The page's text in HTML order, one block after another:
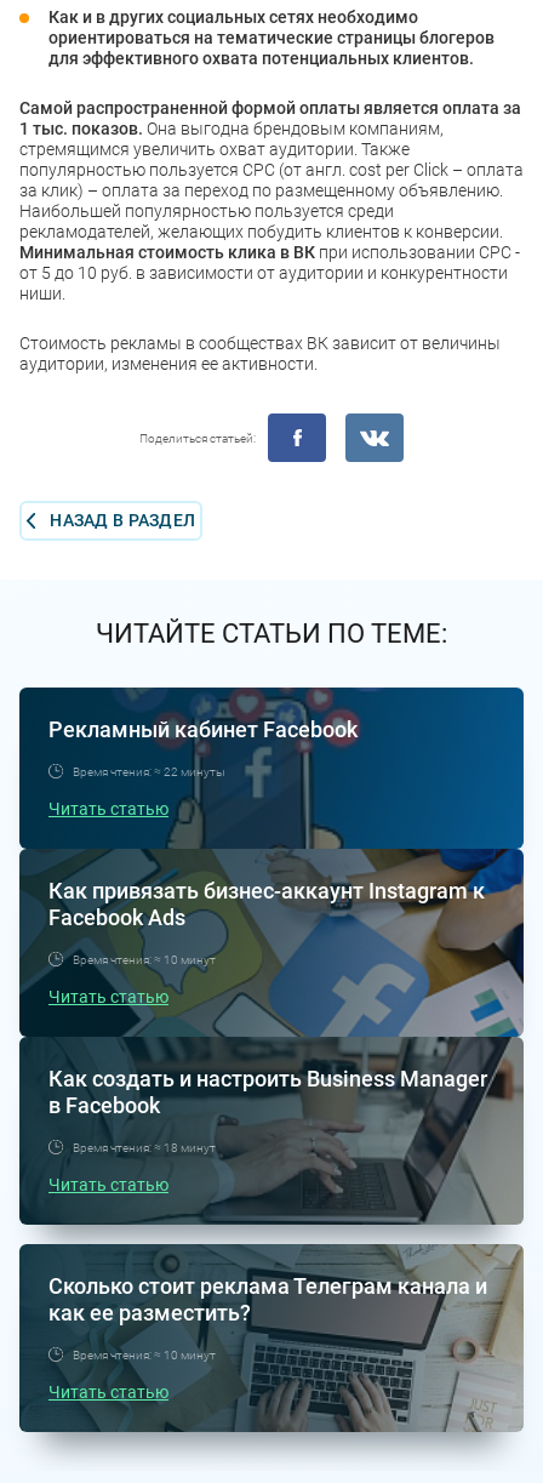
Как и в других социальных сетях необходимо
ориентироваться на тематические страницы блогеров
для эффективного охвата потенциальных клиентов.
Самой распространенной формой оплаты является оплата за
1 тыс. показов. Она выгодна брендовым компаниям,
стремящимся увеличить охват аудитории. Также
популярностью пользуется CPC (от англ. cost per Click – оплата
за клик) – оплата за переход по размещенному объявлению.
Наибольшей популярностью пользуется среди
рекламодателей, желающих побудить клиентов к конверсии.
Минимальная стоимость клика в ВК при использовании CPC -
от 5 до 10 руб. в зависимости от аудитории и конкурентности
ниши.
Стоимость рекламы в сообществах ВК зависит от величины
аудитории, изменения ее активности.
НАЗАД В РАЗДЕЛ
Поделиться статьей:
ЧИТАЙТЕ СТАТЬИ ПО ТЕМЕ:
Рекламный кабинет Facebook
Время чтения: ≈ 22 минуты
Читать статью
Как привязать бизнес-аккаунт Instagram к
Facebook Ads
Время чтения: ≈ 10 минут
Читать статью
Как создать и настроить Business Manager
в Facebook
Время чтения: ≈ 18 минут
Читать статью
Сколько стоит реклама Телеграм канала и
как ее разместить?
Время чтения: ≈ 10 минут
Читать статью